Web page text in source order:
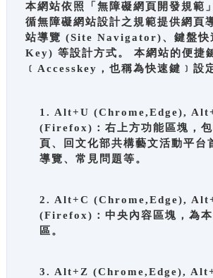
本網站依照「無障礙網頁開發規範
循無障礙網站設計之規範提供網頁
站導覽 (Site Navigator)、鍵盤快
Key) 等設計方式。 本網站的便捷
﹝Accesskey，也稱為快速鍵﹞設
1. Alt+U (Chrome,Edge),
(Firefox)：右上方功能區塊，包
頁、回文化部共構藝文活動平台
導覽、常見問題等。
2. Alt+C (Chrome,Edge),
(Firefox)：中央內容區塊，為本
區。
3. Alt+Z (Chrome,Edge),